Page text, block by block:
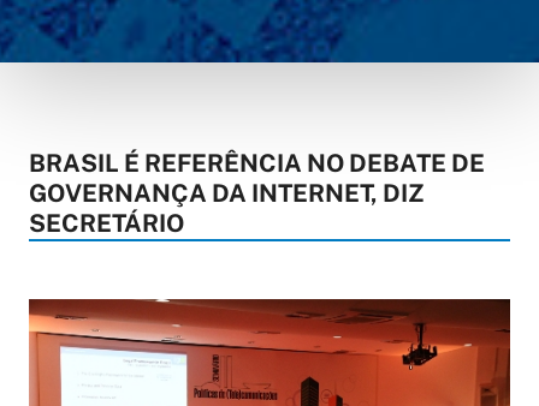
BRASIL É REFERÊNCIA NO DEBATE DE
GOVERNANÇA DA INTERNET, DIZ
SECRETÁRIO